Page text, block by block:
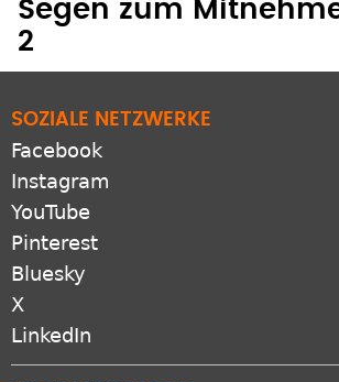
Segen zum
2
SOZIALE NETZWERKE
Facebook
Instagram
YouTube
Pinterest
Bluesky
X
LinkedIn